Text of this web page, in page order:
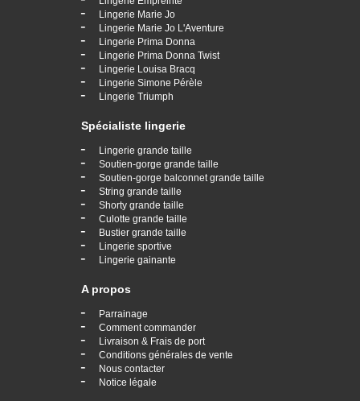
- Lingerie Marie Jo
- Lingerie Marie Jo L'Aventure
- Lingerie Prima Donna
- Lingerie Prima Donna Twist
- Lingerie Louisa Bracq
- Lingerie Simone Pérèle
- Lingerie Triumph
Spécialiste lingerie
- Lingerie grande taille
- Soutien-gorge grande taille
- Soutien-gorge balconnet grande taille
- String grande taille
- Shorty grande taille
- Culotte grande taille
- Bustier grande taille
- Lingerie sportive
- Lingerie gainante
A propos
- Parrainage
- Comment commander
- Livraison & Frais de port
- Conditions générales de vente
- Nous contacter
- Notice légale